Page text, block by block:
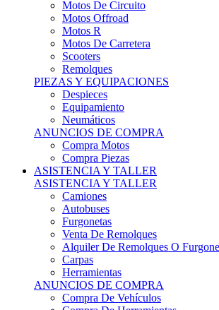
Motos R
Motos De Carretera
Scooters
Remolques
PIEZAS Y EQUIPACIONES
Despieces
Equipamiento
Neumáticos
ANUNCIOS DE COMPRA
Compra Motos
Compra Piezas
ASISTENCIA Y TALLER
ASISTENCIA Y TALLER
Camiones
Autobuses
Furgonetas
Venta De Remolques
Alquiler De Remolques O Furgones
Carpas
Herramientas
ANUNCIOS DE COMPRA
Compra De Vehículos
Compra De Herramientas